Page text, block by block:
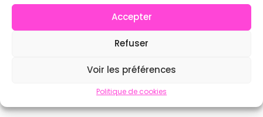
Accepter
Refuser
Voir les préférences
Politique de cookies